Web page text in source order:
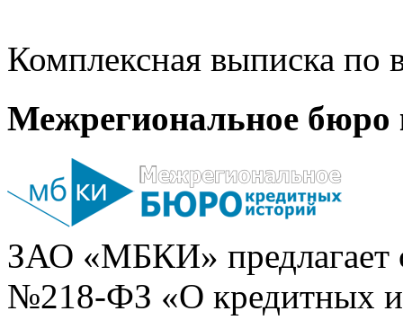
Комплексная выписка
Межрегиональное бюро
ЗАО «МБКИ» предлагает
№218-ФЗ «О кредитных